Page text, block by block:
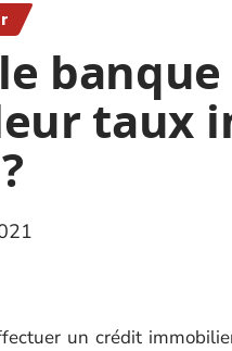
taux
un crédit